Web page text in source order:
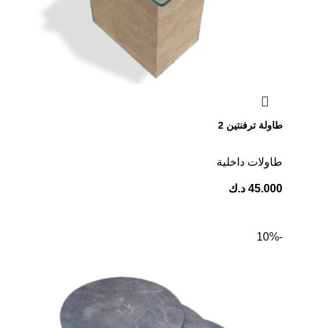
طاولة ترفنتين 2
⁠طاولات داخلية
45.000 د.ك
-10%